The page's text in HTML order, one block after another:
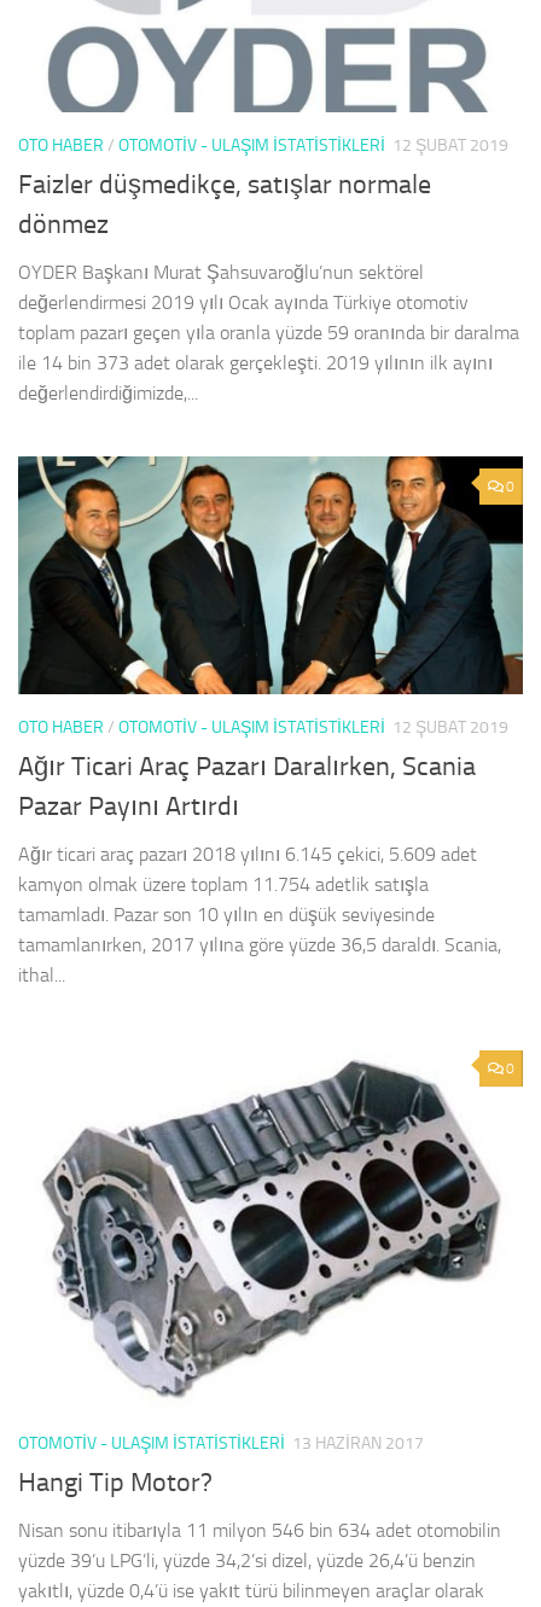
OTO HABER / OTOMOTIV - ULAŞIM İSTATISTIKLERI 12 ŞUBAT 2019
Faizler düşmedikçe, satışlar normale
dönmez
OYDER Başkanı Murat Şahsuvaroğlu’nun sektörel
değerlendirmesi 2019 yılı Ocak ayında Türkiye otomotiv
toplam pazarı geçen yıla oranla yüzde 59 oranında bir daralma
ile 14 bin 373 adet olarak gerçekleşti. 2019 yılının ilk ayını
değerlendirdiğimizde,...
0
OTO HABER / OTOMOTIV - ULAŞIM İSTATISTIKLERI 12 ŞUBAT 2019
Ağır Ticari Araç Pazarı Daralırken, Scania
Pazar Payını Artırdı
Ağır ticari araç pazarı 2018 yılını 6.145 çekici, 5.609 adet
kamyon olmak üzere toplam 11.754 adetlik satışla
tamamladı. Pazar son 10 yılın en düşük seviyesinde
tamamlanırken, 2017 yılına göre yüzde 36,5 daraldı. Scania,
ithal...
0
OTOMOTIV - ULAŞIM İSTATISTIKLERI 13 HAZIRAN 2017
Hangi Tip Motor?
Nisan sonu itibarıyla 11 milyon 546 bin 634 adet otomobilin
yüzde 39’u LPG’li, yüzde 34,2’si dizel, yüzde 26,4’ü benzin
yakıtlı, yüzde 0,4’ü ise yakıt türü bilinmeyen araçlar olarak